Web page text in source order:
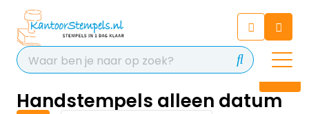
Chat 24/7 met onze chatbot
voor hulp
Contact
Handstempels alleen datum